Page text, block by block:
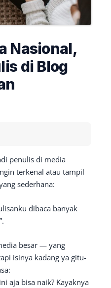
Nasional,
di Blog
penulis di media
terkenal atau tampil
sederhana:
dibaca banyak
besar — yang
isinya kadang ya gitu-
aja bisa naik? Kayaknya